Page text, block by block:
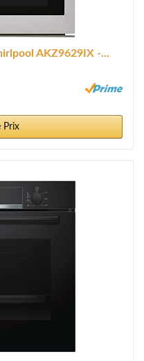
AKZ9629IX -...
Prix